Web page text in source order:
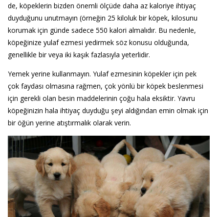
de, köpeklerin bizden önemli ölçüde daha az kaloriye ihtiyaç
duyduğunu unutmayın (örneğin 25 kiloluk bir köpek, kilosunu
korumak için günde sadece 550 kalori almalıdır. Bu nedenle,
köpeğinize yulaf ezmesi yedirmek söz konusu olduğunda,
genellikle bir veya iki kaşık fazlasıyla yeterlidir.
Yemek yerine kullanmayın. Yulaf ezmesinin köpekler için pek
çok faydası olmasına rağmen, çok yönlü bir köpek beslenmesi
için gerekli olan besin maddelerinin çoğu hala eksiktir. Yavru
köpeğinizin hala ihtiyaç duyduğu şeyi aldığından emin olmak için
bir öğün yerine atıştırmalık olarak verin.